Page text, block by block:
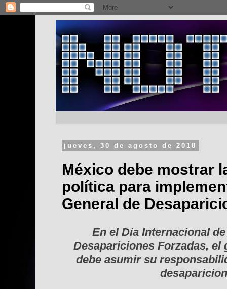
jueves, 30 de agosto de 2018
México debe mostrar
política para
General de
En el Día Internacional
Desapariciones Forzadas, el
debe asumir su